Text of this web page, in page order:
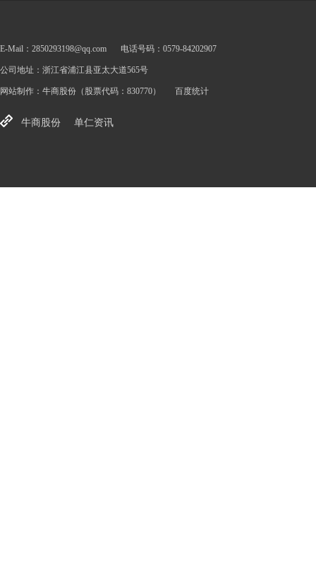
E-Mail：2850293198@qq.com 电话号码：0579-84202907
公司地址：浙江省浦江县亚太大道565号
网站制作： 牛商股份 （股票代码：830770） 百度统计
牛商股份 单仁资讯